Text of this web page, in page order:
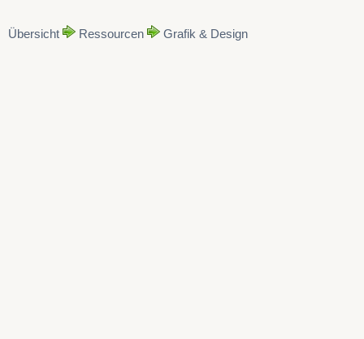
Übersicht Ressourcen Grafik & Design